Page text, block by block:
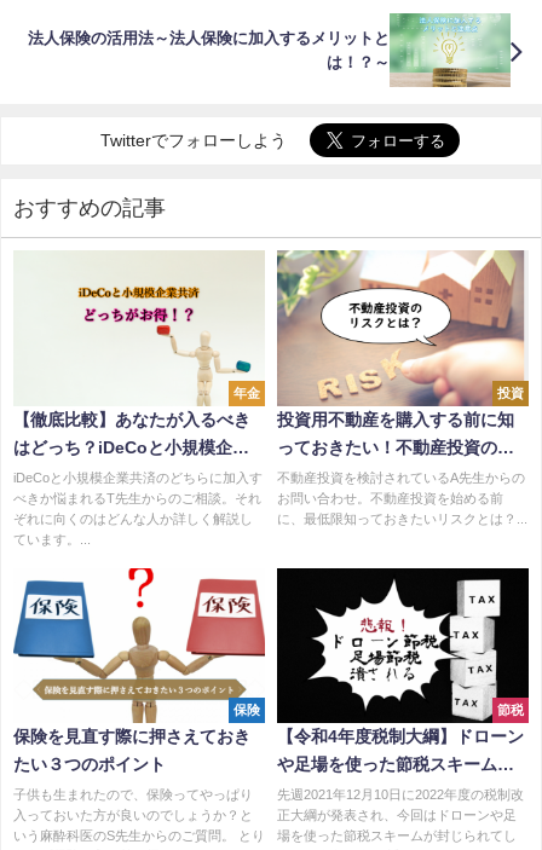
法人保険の活用法～法人保険に加入するメリットと
は！？～
Twitterでフォローしよう
おすすめの記事
年金
【徹底比較】あなたが入るべき
はどっち？iDeCoと小規模企業
共済
iDeCoと小規模企業共済のどちらに加入す
べきか悩まれるT先生からのご相談。それ
ぞれに向くのはどんな人か詳しく解説し
ています。...
投資
投資用不動産を購入する前に知
っておきたい！不動産投資のリ
スクとは？
不動産投資を検討されているA先生からの
お問い合わせ。不動産投資を始める前
に、最低限知っておきたいリスクとは？...
保険
保険を見直す際に押さえておき
たい３つのポイント
子供も生まれたので、保険ってやっぱり
入っておいた方が良いのでしょうか？と
いう麻酔科医のS先生からのご質問。 とり
節税
【令和4年度税制大綱】ドローン
や足場を使った節税スキームが
封じられる！？
先週2021年12月10日に2022年度の税制改
正大綱が発表され、今回はドローンや足
場を使った節税スキームが封じられてし